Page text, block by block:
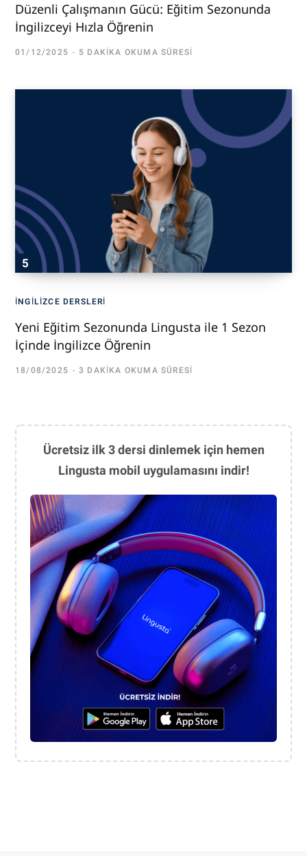
Düzenli Çalışmanın Gücü: Eğitim Sezonunda
İngilizceyi Hızla Öğrenin
01/12/2025 5 DAKIKA OKUMA SÜRESI
İNGILIZCE DERSLERI
Yeni Eğitim Sezonunda Lingusta ile 1 Sezon
İçinde İngilizce Öğrenin
18/08/2025 3 DAKIKA OKUMA SÜRESI
Ücretsiz ilk 3 dersi dinlemek için hemen
Lingusta mobil uygulamasını indir!